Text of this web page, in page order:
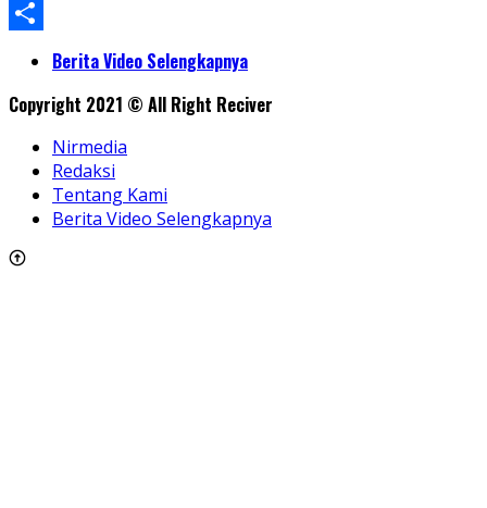
WhatsApp
ShareBerita Video Selengkapnya
Copyright 2021 © All Right Reciver
Nirmedia
Redaksi
Tentang Kami
Berita Video Selengkapnya